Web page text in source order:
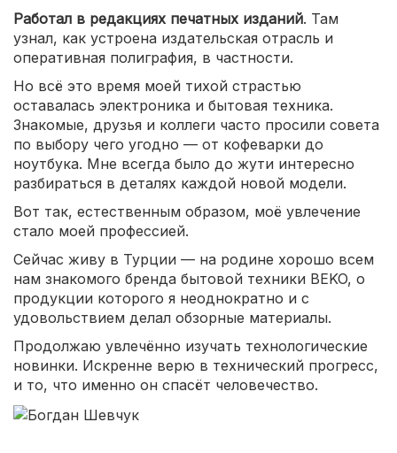
Работал в редакциях печатных изданий. Там
узнал, как устроена издательская отрасль и
оперативная полиграфия, в частности.
Но всё это время моей тихой страстью
оставалась электроника и бытовая техника.
Знакомые, друзья и коллеги часто просили совета
по выбору чего угодно — от кофеварки до
ноутбука. Мне всегда было до жути интересно
разбираться в деталях каждой новой модели.
Вот так, естественным образом, моё увлечение
стало моей профессией.
Сейчас живу в Турции — на родине хорошо всем
нам знакомого бренда бытовой техники BEKO, о
продукции которого я неоднократно и с
удовольствием делал обзорные материалы.
Продолжаю увлечённо изучать технологические
новинки. Искренне верю в технический прогресс,
и то, что именно он спасёт человечество.